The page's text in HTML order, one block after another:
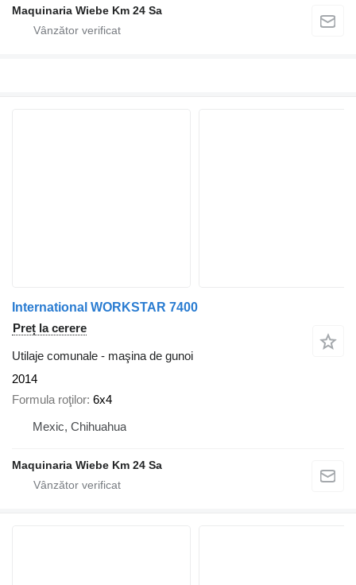
Maquinaria Wiebe Km 24 Sa
International WORKSTAR 7400
Preț la cerere
Utilaje comunale - maşina de gunoi
2014
Formula roţilor 6x4
Mexic, Chihuahua
Maquinaria Wiebe Km 24 Sa